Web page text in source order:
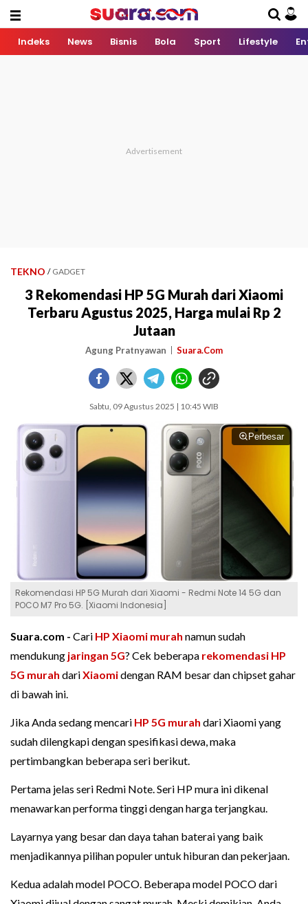
Indeks News Bisnis Bola Sport Lifestyle
TEKNO / GADGET
3 Rekomendasi HP 5G Murah dari Xiaomi
Terbaru Agustus 2025, Harga mulai Rp 2
Jutaan
Agung Pratnyawan Suara.Com
Sabtu, 09 Agustus 2025 | 10:45 WIB
Perbesar
Rekomendasi HP 5G Murah dari Xiaomi - Redmi Note 14 5G dan
POCO M7 Pro 5G. [Xiaomi Indonesia]
Suara.com - Cari HP Xiaomi murah namun sudah
mendukung jaringan 5G? Cek beberapa rekomendasi HP
5G murah dariXiaomidengan RAM besar dan chipset gahar
di bawah ini.
Jika Anda sedang mencari HP 5G murah dari Xiaomi yang
sudah dilengkapi dengan spesifikasi dewa, maka
pertimbangkan beberapa seri berikut.
Pertama jelas seri Redmi Note. Seri HP mura ini dikenal
menawarkan performa tinggi dengan harga terjangkau.
Layarnya yang besar dan daya tahan baterai yang baik
menjadikannya pilihan populer untuk hiburan dan pekerjaan.
Kedua adalah model POCO. Beberapa model POCO dari